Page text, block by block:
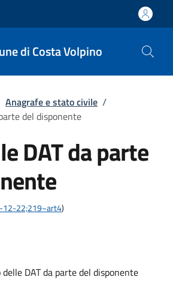
di Costa Volpino
Anagrafe e stato civile /
del disponente
DAT da parte
12-22;219~art4)
DAT da parte del disponente